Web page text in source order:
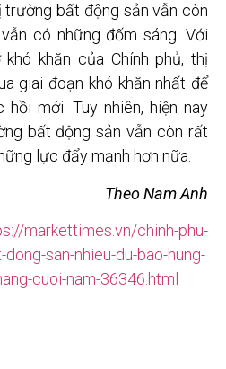
trường bất động sản vẫn còn
có những đốm sáng. Với
khăn của Chính phủ, thị
giai đoạn khó khăn nhất để
mới. Tuy nhiên, hiện nay
bất động sản vẫn còn rất
lực đẩy mạnh hơn nữa.
Theo Nam Anh
markettimes.vn/chinh-phu-
san-nhieu-du-bao-hung-
cuoi-nam-36346.html